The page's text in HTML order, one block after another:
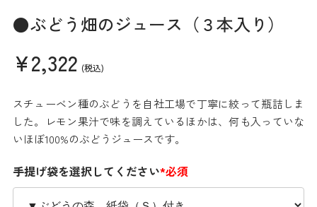
●ぶどう畑のジュース（３本入り）
¥2,322 (税込)
スチューベン種のぶどうを自社工場で丁寧に絞って瓶詰しま
した。レモン果汁で味を調えているほかは、何も入っていな
いほぼ100%のぶどうジュースです。
手提げ袋を選択してください*必須